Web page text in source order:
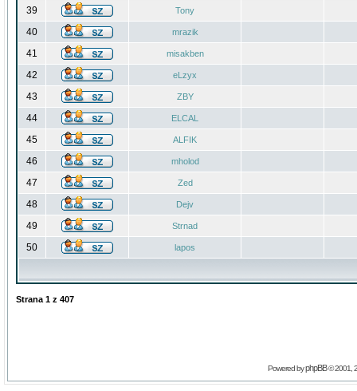
39 Tony
40 mrazik
41 misakben
42 eLzyx
43 ZBY
44 ELCAL
45 ALFIK
46 mholod
47 Zed
48 Dejv
49 Strnad
50 lapos
Strana 1 z 407
Powered byphpBB© 2001,